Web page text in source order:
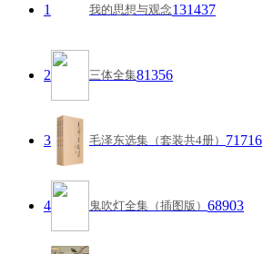
1 我的思想与观念131437
2 三体全集81356
3 毛泽东选集（套装共4册） 71716
4 鬼吹灯全集（插图版） 68903